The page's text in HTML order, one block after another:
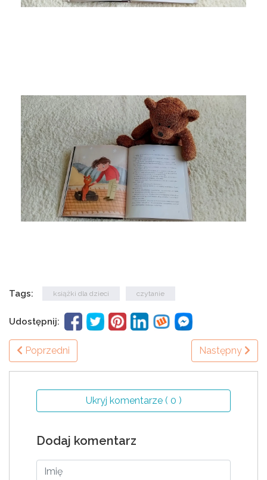
Tags: książki dla dzieci czytanie
Udostępnij:
Poprzedni Następny
Ukryj komentarze ( 0 )
Dodaj komentarz